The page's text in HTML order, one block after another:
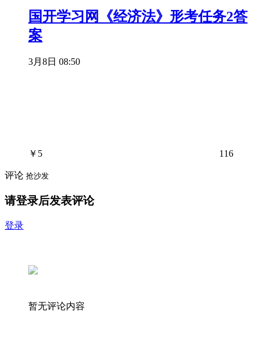
国开学习网《经济法》形考任务2答
案
3月8日 08:50
￥ 5 116
评论 抢沙发
请登录后发表评论
登录
暂无评论内容